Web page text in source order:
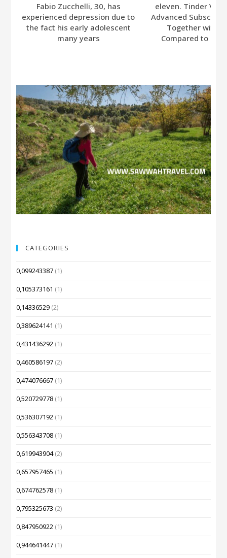
Fabio Zucchelli, 30, has
experienced depression due to
the fact his early adolescent
many years
eleven. Tinder
Advanced
Together with
Compared to
CATEGORIES
0,099243387 (1)
0,105373161 (1)
0,14336529 (2)
0,389624141 (1)
0,431436292 (1)
0,460586197 (2)
0,474076667 (1)
0,520729778 (1)
0,536307192 (1)
0,556343708 (1)
0,619943904(2)
0,657957465 (1)
0,674762578 (1)
0,795325673 (2)
0,847950922 (1)
0,944641447 (1)